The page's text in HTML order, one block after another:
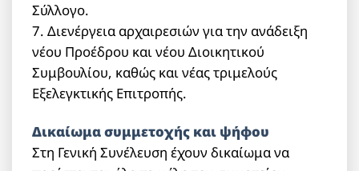
Σύλλογο.
7. Διενέργεια αρχαιρεσιών για την ανάδειξη
νέου Προέδρου και νέου Διοικητικού
Συμβουλίου, καθώς και νέας τριμελούς
Εξελεγκτικής Επιτροπής.
Δικαίωμα συμμετοχής και ψήφου
Στη Γενική Συνέλευση έχουν δικαίωμα να